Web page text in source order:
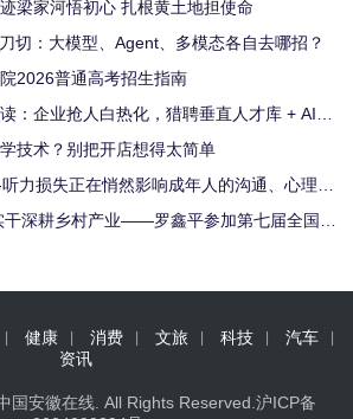
梁家河悟初心 扎根黄土地担使命
切：大模型、Agent、多模态各自去哪招？
2026普通高考招生指南
：企业抢人白热化，猎聘垂直人才库 + AI
技术？别把开店想得太简单
力损失正在悄然影响成年人的沟通、心理健
干深耕乡村产业——罗鑫平参加第七届全国农
健康 消费 文旅 科技
汽车
资讯
国安徽在线 . All Rights Reserved. 沪ICP备